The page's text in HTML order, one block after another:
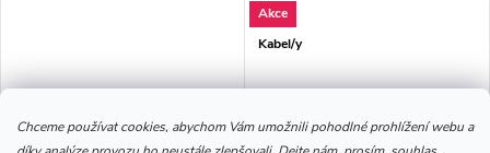
Chceme používat cookies, abychom Vám umožnili pohodlné prohlížení webu a
Akce
Kabel/y